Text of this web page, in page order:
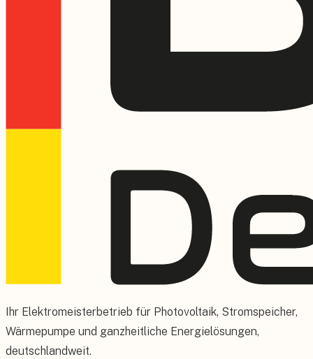
Ihr Elektromeisterbetrieb für Photovoltaik, Stromspeicher,
Wärmepumpe und ganzheitliche Energielösungen,
deutschlandweit.